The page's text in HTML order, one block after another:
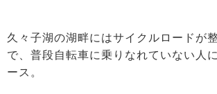
久々子湖の湖畔にはサイクルロードが
で、普段自転車に乗りなれていない人
ース。